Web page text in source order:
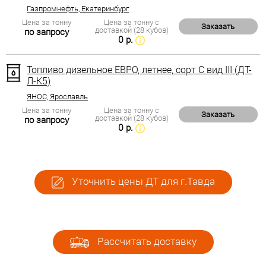
Газпромнефть, Екатеринбург
Цена за тонну
по запросу
Цена за тонну с
доставкой (28 кубов)
0 р.
Заказать
Топливо дизельное ЕВРО, летнее, сорт С вид III (ДТ-
Л-К5)
ЯНОС, Ярославль
Цена за тонну
по запросу
Цена за тонну с
доставкой (28 кубов)
0 р.
Заказать
Уточнить цены ДТ для г.Тавда
Рассчитать доставку